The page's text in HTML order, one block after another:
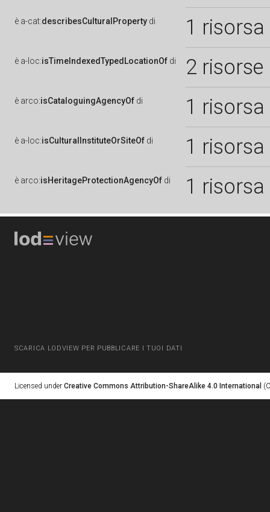
è a-cat:describesCulturalProperty di 1 risorsa
è a-loc:isTimeIndexedTypedLocationOf di 2 risorse
è arco:isCataloguingAgencyOf di 1 risorsa
è a-loc:isCulturalInstituteOrSiteOf di 1 risorsa
è arco:isHeritageProtectionAgencyOf di 1 risorsa
SCARICA LODVIEW PER PUBBLICARE I TUOI DATI
Licensed under Creative Commons Attribution-ShareAlike 4.0 International